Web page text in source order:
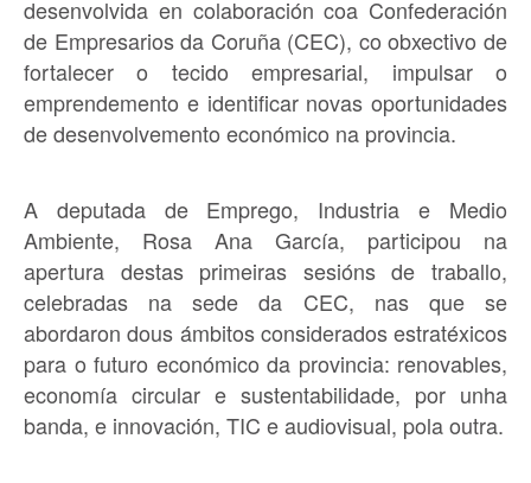
desenvolvida en colaboración coa Confederación
de Empresarios da Coruña (CEC), co obxectivo de
fortalecer o tecido empresarial, impulsar o
emprendemento e identificar novas oportunidades
de desenvolvemento económico na provincia.
A deputada de Emprego, Industria e Medio
Ambiente, Rosa Ana García, participou na
apertura destas primeiras sesións de traballo,
celebradas na sede da CEC, nas que se
abordaron dous ámbitos considerados estratéxicos
para o futuro económico da provincia: renovables,
economía circular e sustentabilidade, por unha
banda, e innovación, TIC e audiovisual, pola outra.